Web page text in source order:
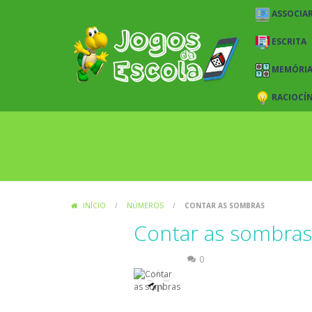
ESCRITA
MEMÓRIA
INÍCIO / NÚMEROS / CONTAR AS SOMBRAS
Contar as sombras
0